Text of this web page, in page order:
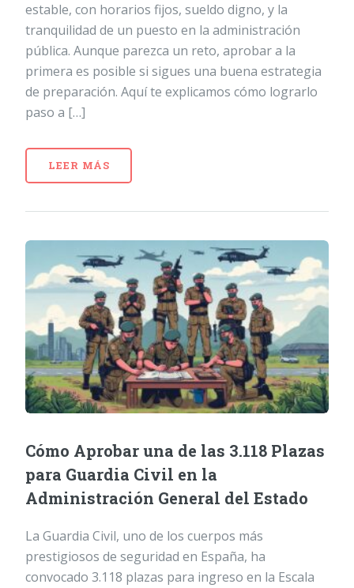
estable, con horarios fijos, sueldo digno, y la
tranquilidad de un puesto en la administración
pública. Aunque parezca un reto, aprobar a la
primera es posible si sigues una buena estrategia
de preparación. Aquí te explicamos cómo lograrlo
paso a […]
LEER MÁS
Cómo Aprobar una de las 3.118 Plazas
para Guardia Civil en la
Administración General del Estado
La Guardia Civil, uno de los cuerpos más
prestigiosos de seguridad en España, ha
convocado 3.118 plazas para ingreso en la Escala